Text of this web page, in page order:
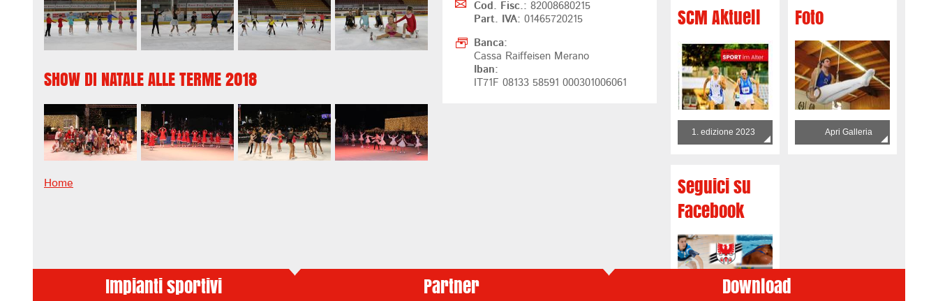
Cod. Fisc.: 82008680215
Part. IVA: 01465720215
Banca:
Cassa Raiffeisen Merano
Iban:
IT71F 08133 58591 000301006061
SHOW DI NATALE ALLE TERME 2018
Home
SCM Aktuell
1. edizione 2023
Foto
Apri Galleria
Seguici su
Facebook
Impianti sportivi Partner Download